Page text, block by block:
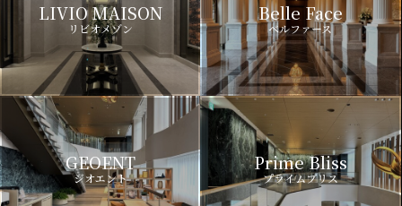
LIVIO MAISON
リビオメゾン
Belle Face
ベルファース
GEOENT
ジオエント
Prime Bliss
プライムブリス